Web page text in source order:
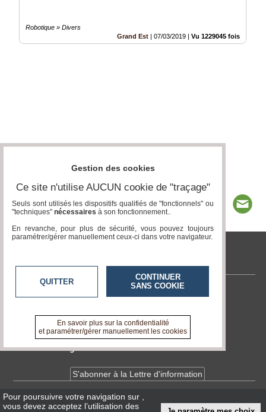
Robotique » Divers
Grand Est | 07/03/2019 | Vu 1229045 fois
tvlocale.fr
Contactez-nous
A propos de tvlocale.fr
Devenir délégué
S'abonner à la Lettre d'information
InfosCNIL/RGPD
Pour poursuivre votre navigation sur
vous devez acceptez l’utilisation des
Gestion des cookies
Ce site n'utilise AUCUN cookie de "traçage"
Seuls sont utilisés les dispositifs qualifiés de "fonctionnels" ou
"techniques" nécessaires à son fonctionnement..
En revanche, pour plus de sécurité, vous pouvez toujours
paramétrer/gérer manuellement ceux-ci dans votre navigateur.
QUITTER
CONTINUER
SANS COOKIE
En savoir plus sur la confidentialité
et paramétrer/gérer manuellement les cookies